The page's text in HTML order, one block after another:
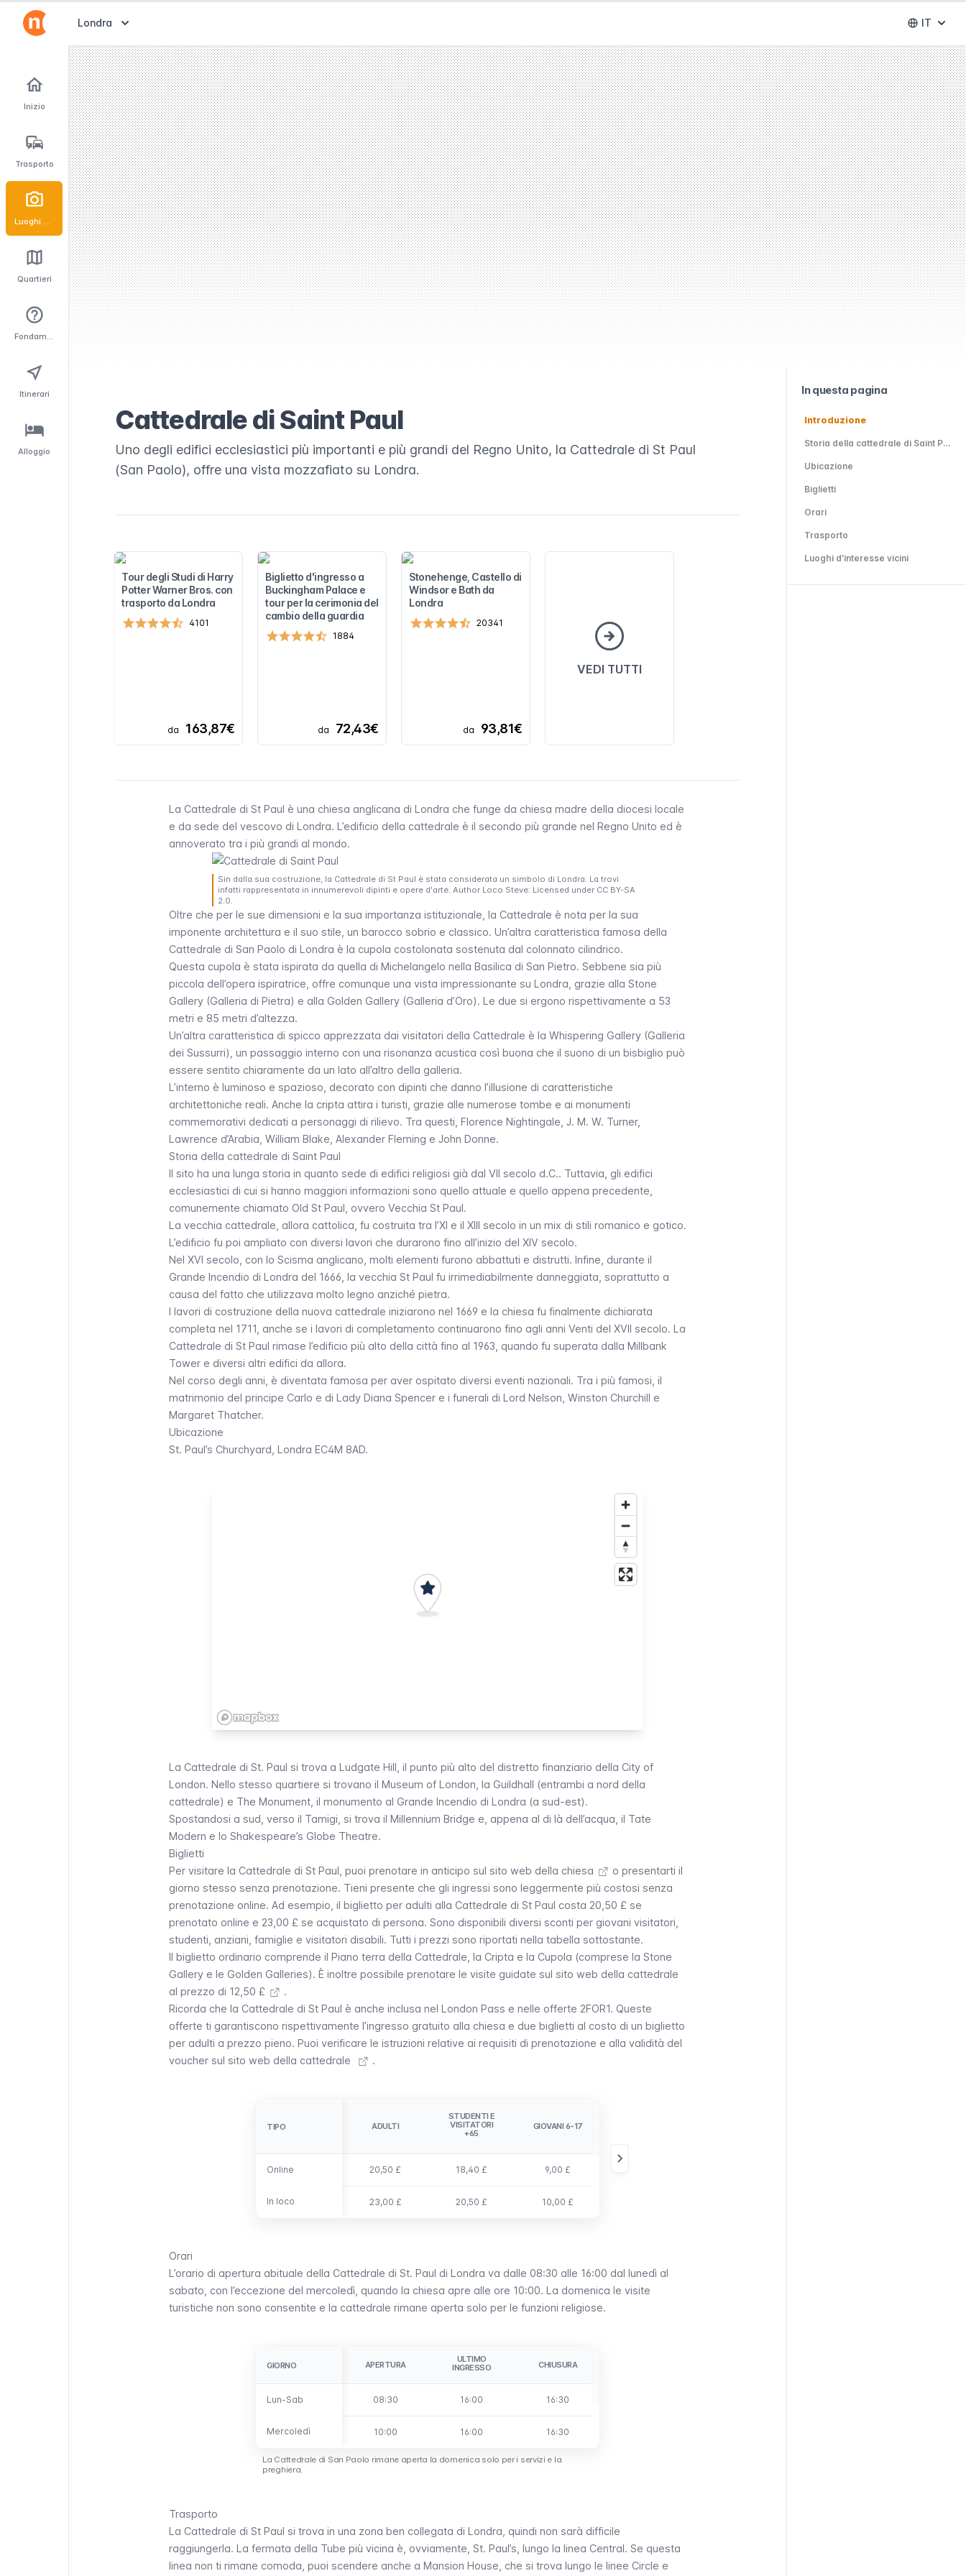
Inizio
Trasporto
Luoghi d'interesse
Quartieri
Fondamentali
Itinerari
Alloggio
Abrir selector de destinos
Londra Abrir
IT
Cattedrale di Saint Paul
Uno degli edifici ecclesiastici più importanti e più grandi del Regno Unito, la Cattedrale di St Paul
(San Paolo), offre una vista mozzafiato su Londra.
Tour degli Studi di Harry
Potter Warner Bros. con
trasporto da Londra
4101
da 163,87€
Biglietto d'ingresso a
Buckingham Palace e
tour per la cerimonia del
cambio della guardia
1884
da 72,43€
Stonehenge, Castello di
Windsor e Bath da
Londra
20341
da 93,81€
VEDI TUTTI
La Cattedrale di St Paul è una chiesa anglicana di Londra che funge da chiesa madre della diocesi locale
e da sede del vescovo di Londra. L’edificio della cattedrale è il secondo più grande nel Regno Unito ed è
annoverato tra i più grandi al mondo.
Sin dalla sua costruzione, la Cattedrale di St Paul è stata considerata un simbolo di Londra. La trovi
infatti rappresentata in innumerevoli dipinti e opere d'arte. Author Loco Steve: Licensed under CC BY-SA
2.0.
Oltre che per le sue dimensioni e la sua importanza istituzionale, la Cattedrale è nota per la sua
imponente architettura e il suo stile, un barocco sobrio e classico. Un’altra caratteristica famosa della
Cattedrale di San Paolo di Londra è la cupola costolonata sostenuta dal colonnato cilindrico.
Questa cupola è stata ispirata da quella di Michelangelo nella Basilica di San Pietro. Sebbene sia più
piccola dell’opera ispiratrice, offre comunque una vista impressionante su Londra, grazie alla Stone
Gallery (Galleria di Pietra) e alla Golden Gallery (Galleria d’Oro). Le due si ergono rispettivamente a 53
metri e 85 metri d’altezza.
Un’altra caratteristica di spicco apprezzata dai visitatori della Cattedrale è la Whispering Gallery (Galleria
dei Sussurri), un passaggio interno con una risonanza acustica così buona che il suono di un bisbiglio può
essere sentito chiaramente da un lato all’altro della galleria.
L’interno è luminoso e spazioso, decorato con dipinti che danno l’illusione di caratteristiche
architettoniche reali. Anche la cripta attira i turisti, grazie alle numerose tombe e ai monumenti
commemorativi dedicati a personaggi di rilievo. Tra questi, Florence Nightingale, J. M. W. Turner,
Lawrence d’Arabia, William Blake, Alexander Fleming e John Donne.
Storia della cattedrale di Saint Paul
Il sito ha una lunga storia in quanto sede di edifici religiosi già dal VII secolo d.C.. Tuttavia, gli edifici
ecclesiastici di cui si hanno maggiori informazioni sono quello attuale e quello appena precedente,
comunemente chiamato Old St Paul , ovvero Vecchia St Paul.
La vecchia cattedrale, allora cattolica, fu costruita tra l’XI e il XIII secolo in un mix di stili romanico e gotico.
L’edificio fu poi ampliato con diversi lavori che durarono fino all’inizio del XIV secolo.
Nel XVI secolo, con lo Scisma anglicano, molti elementi furono abbattuti e distrutti. Infine, durante il
Grande Incendio di Londra del 1666, la vecchia St Paul fu irrimediabilmente danneggiata, soprattutto a
causa del fatto che utilizzava molto legno anziché pietra.
I lavori di costruzione della nuova cattedrale iniziarono nel 1669 e la chiesa fu finalmente dichiarata
completa nel 1711, anche se i lavori di completamento continuarono fino agli anni Venti del XVII secolo. La
Cattedrale di St Paul rimase l’edificio più alto della città fino al 1963, quando fu superata dalla Millbank
Tower e diversi altri edifici da allora.
Nel corso degli anni, è diventata famosa per aver ospitato diversi eventi nazionali. Tra i più famosi, il
matrimonio del principe Carlo e di Lady Diana Spencer e i funerali di Lord Nelson, Winston Churchill e
Margaret Thatcher.
Ubicazione
St. Paul’s Churchyard , Londra EC4M 8AD.
La Cattedrale di St. Paul si trova a Ludgate Hill , il punto più alto del distretto finanziario della City of
London. Nello stesso quartiere si trovano il Museum of London , la Guildhall (entrambi a nord della
cattedrale) e The Monument, il monumento al Grande Incendio di Londra (a sud-est).
Spostandosi a sud, verso il Tamigi, si trova il Millennium Bridge e, appena al di là dell’acqua, il Tate
Modern e lo Shakespeare’s Globe Theatre.
Biglietti
Per visitare la Cattedrale di St Paul, puoi prenotare in anticipo sul sito web della chiesa
o presentarti il
giorno stesso senza prenotazione. Tieni presente che gli ingressi sono leggermente più costosi senza
prenotazione online. Ad esempio, il biglietto per adulti alla Cattedrale di St Paul costa 20,50 £ se
prenotato online e 23,00 £ se acquistato di persona. Sono disponibili diversi sconti per giovani visitatori,
studenti, anziani, famiglie e visitatori disabili. Tutti i prezzi sono riportati nella tabella sottostante.
Il biglietto ordinario comprende il Piano terra della Cattedrale, la Cripta e la Cupola (comprese la Stone
Gallery e le Golden Galleries). È inoltre possibile prenotare le visite guidate sul sito web della cattedrale
al prezzo di 12,50 £
.
Ricorda che la Cattedrale di St Paul è anche inclusa nel London Pass e nelle offerte 2FOR1. Queste
offerte ti garantiscono rispettivamente l’ingresso gratuito alla chiesa e due biglietti al costo di un biglietto
per adulti a prezzo pieno. Puoi verificare le istruzioni relative ai requisiti di prenotazione e alla validità del
voucher sul sito web della cattedrale
.
TIPO
Online
In loco
TIPO ADULTI
STUDENTI E
VISITATORI
+65
GIOVANI 6-17
Online 20,50 £ 18,40 £ 9,00 £
In loco 23,00 £ 20,50 £ 10,00 £
Orari
L’orario di apertura abituale della Cattedrale di St. Paul di Londra va dalle 08:30 alle 16:00 dal lunedì al
sabato, con l’eccezione del mercoledì, quando la chiesa apre alle ore 10:00. La domenica le visite
turistiche non sono consentite e la cattedrale rimane aperta solo per le funzioni religiose.
GIORNO
Lun-Sab
Mercoledì
GIORNO APERTURA
ULTIMO
INGRESSO
CHIUSURA
Lun-Sab 08:30 16:00 16:30
Mercoledì 10:00 16:00 16:30
La Cattedrale di San Paolo rimane aperta la domenica solo per i servizi e la
preghiera.
Trasporto
La Cattedrale di St Paul si trova in una zona ben collegata di Londra, quindi non sarà difficile
raggiungerla. La fermata della Tube più vicina è, ovviamente, St. Paul’s , lungo la linea Central. Se questa
linea non ti rimane comoda, puoi scendere anche a Mansion House , che si trova lungo le linee Circle e
In questa pagina
Introduzione
Storia della cattedrale di Saint Paul
Ubicazione
Biglietti
Orari
Trasporto
Luoghi d’interesse vicini